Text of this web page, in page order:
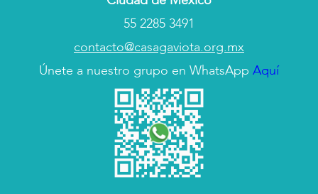
55 2285 3491
contacto@casagaviota.org.mx
Únete a nuestro grupo en WhatsApp Aquí